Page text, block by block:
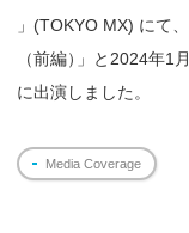
」(TOKYO MX) にて
（前編） 」と2024年1
に出演しました。
Media Coverage